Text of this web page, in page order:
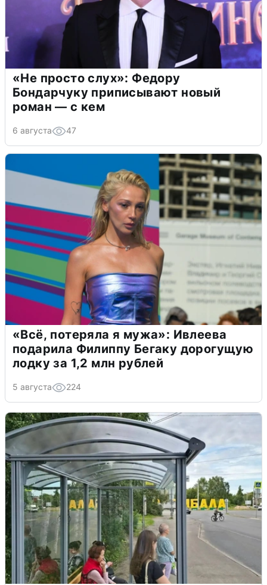
«Не просто слух»: Федору
Бондарчуку приписывают новый
роман — с кем
6 августа 47
«Всё, потеряла я мужа»: Ивлеева
подарила Филиппу Бегаку дорогущую
лодку за 1,2 млн рублей
5 августа 224